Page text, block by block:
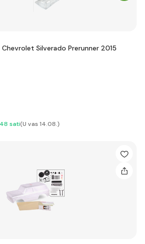
Chevrolet Silverado Prerunner 2015
sati(U vas 14.08.)